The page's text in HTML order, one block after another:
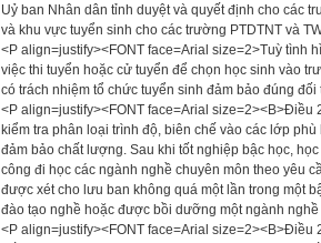
Uỷ ban Nhân dân tỉnh duyệt và quyết định cho các
và khu vực tuyển sinh cho các trường PTDTNT và
<P align=justify><FONT face=Arial size=2>Tuỳ
việc thi tuyển hoặc cử tuyển để chọn học sinh vào
có trách nhiệm tổ chức tuyển sinh đảm bảo đúng
<P align=justify><FONT face=Arial
kiểm tra phân loại trình độ, biên chế vào các lớp
đảm bảo chất lượng. Sau khi tốt nghiệp bậc học,
công đi học các ngành nghề chuyên môn theo yêu
được xét cho lưu ban không quá một lần trong một
đào tạo nghề hoặc được bồi dưỡng một ngành
<P align=justify><FONT face=Arial